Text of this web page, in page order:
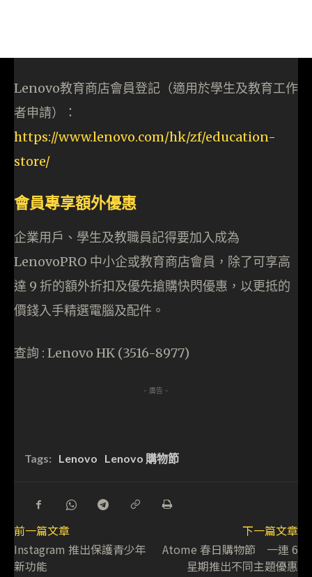
Lenovo教育商店會員登記（適用於學生及教育工作
者申請）：
https://www.lenovo.com/hk/zf/education-
store/
會員專享額外優惠
企業用戶、學生及教職員記得要加入成為
LenovoPRO 中小企或教育商店會員，除了可享高
達 9 折的額外折扣及優先搶購快閃優惠，以更抵的
價錢入手精選電腦及配件。
查詢 : Lenovo HK (3516-8977)
- 廣告 -
Tags: Lenovo Lenovo 購物節
前一篇文章
Instagram 推出保護青少年
新功能
下一篇文章
Atome 春日購物節 一連 6
星期推出不同主題優惠